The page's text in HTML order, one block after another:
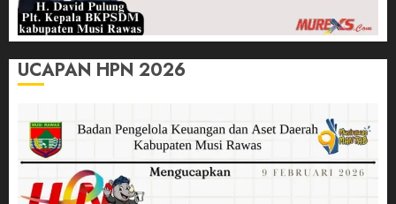
UCAPAN HPN 2026